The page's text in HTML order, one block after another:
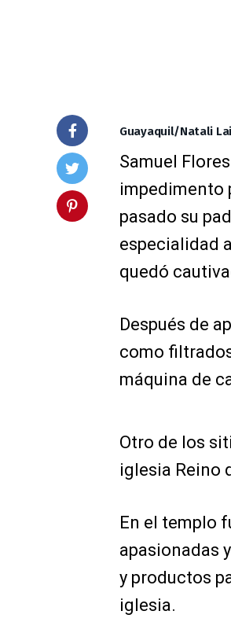
Guayaquil/Natali
Samuel
impedimento
pasado su
especialidad
quedó
Después de
como
máquina de
Otro de los
iglesia Reino
En el templo
apasionadas
y productos
iglesia.